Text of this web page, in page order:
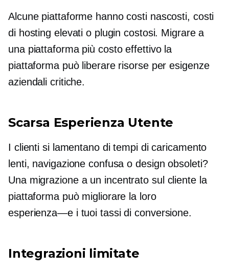
Alcune piattaforme hanno costi nascosti, costi
di hosting elevati o plugin costosi. Migrare a
una piattaforma più costo effettivola
piattaforma può liberare risorse per esigenze
aziendali critiche.
Scarsa Esperienza Utente
I clienti si lamentano di tempi di caricamento
lenti, navigazione confusa o design obsoleti?
Una migrazione a un incentrato sul clientela
piattaforma può migliorare la loro
esperienza—ei tuoi tassi di conversione.
Integrazioni limitate